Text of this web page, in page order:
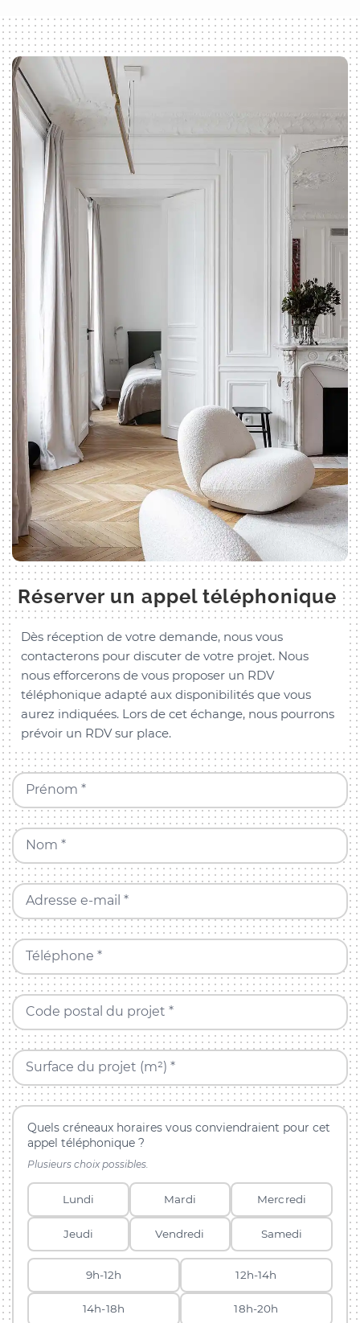
Réserver un appel téléphonique
Dès réception de votre demande, nous vous
contacterons pour discuter de votre projet. Nous
nous efforcerons de vous proposer un RDV
téléphonique adapté aux disponibilités que vous
aurez indiquées. Lors de cet échange, nous pourrons
prévoir un RDV sur place.
Prénom *
Nom *
Adresse e-mail *
Téléphone *
Code postal du projet *
Surface du projet (m²) *
Quels créneaux horaires vous conviendraient pour cet
appel téléphonique ?
Plusieurs choix possibles.
Lundi Mardi Mercredi
Jeudi Vendredi Samedi
9h-12h 12h-14h
14h-18h 18h-20h